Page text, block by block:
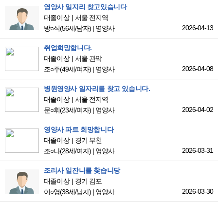
영양사 일지리 찾고있습니다
대졸이상
서울 전지역
방○식(56세/남자) | 영양사 2026-04-13
취업희망합니다.
대졸이상
서울 관악
조○주(49세/여자) | 영양사 2026-04-08
병원영양사 일자리를 찾고 있습니다.
대졸이상
서울 전지역
문○휘(23세/여자) | 영양사 2026-04-02
영양사 파트 희망합니다
대졸이상
경기 부천
조○나(28세/여자) | 영양사 2026-03-31
조리사 일잔니를 찾습니당
대졸이상
경기 김포
이○영(38세/남자) | 영양사 2026-03-30